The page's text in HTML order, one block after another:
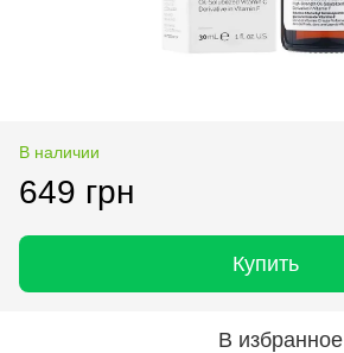
В наличии
649 грн
Купить
В избранное